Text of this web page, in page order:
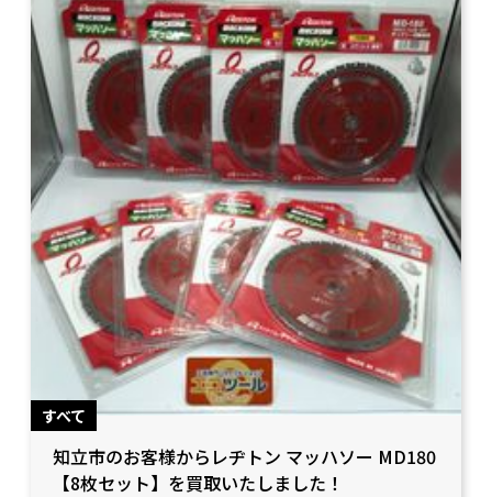
すべて
知立市のお客様からレヂトン マッハソー MD180
【8枚セット】を買取いたしました！